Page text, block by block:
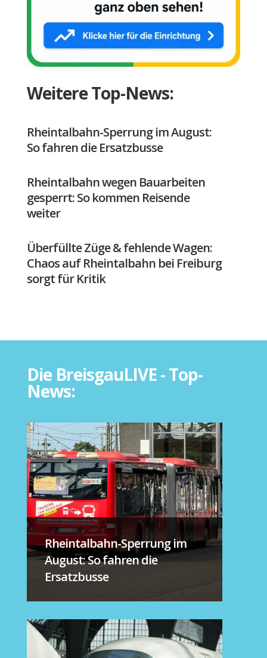
Weitere Top-News:
Rheintalbahn-Sperrung im August:
So fahren die Ersatzbusse
Rheintalbahn wegen Bauarbeiten
gesperrt: So kommen Reisende
weiter
Überfüllte Züge & fehlende Wagen:
Chaos auf Rheintalbahn bei Freiburg
sorgt für Kritik
Die BreisgauLIVE - Top-
News:
Rheintalbahn-Sperrung im
August: So fahren die
Ersatzbusse